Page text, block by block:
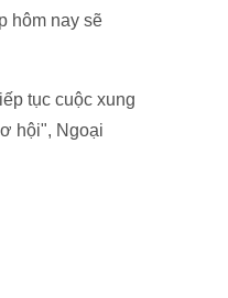
hôm nay sẽ
tục cuộc xung
hội", Ngoại